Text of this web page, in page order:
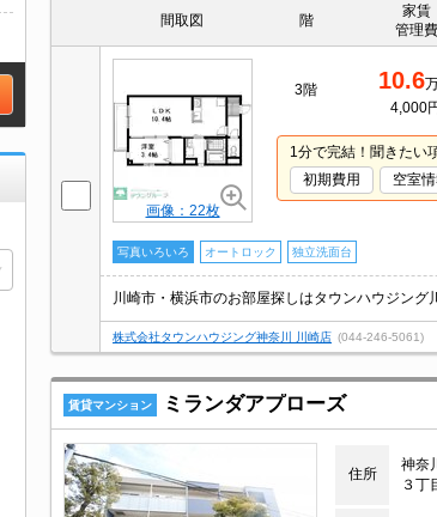
間取図 階
家賃
管理費
画像：22枚
3階 10.6
4,000
1分で完結！聞きたい
初期費用
空室
写真いろいろ オートロック 独立洗面台
川崎市・横浜市のお部屋探しはタウンハウジング
株式会社タウンハウジング神奈川 川崎店 (044-246-5061)
賃貸マンション ミランダアプローズ
住所
神奈
３丁